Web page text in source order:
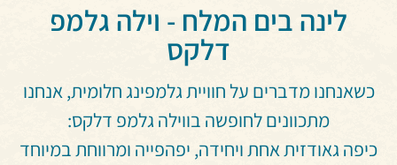
לינה בים המלח - וילה גלמפ
דלקס
כשאנחנו מדברים על חוויית גלמפינג חלומית, אנחנו
מתכוונים לחופשה בווילה גלמפ דלקס:
כיפה גאודזית אחת ויחידה, יפהפייה ומרווחת במיוחד